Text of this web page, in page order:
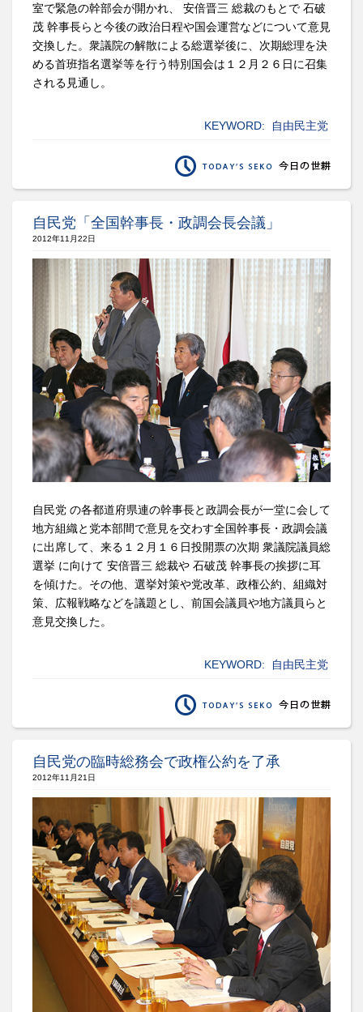
室で緊急の幹部会が開かれ、 安倍晋三 総裁のもとで 石破
茂 幹事長らと今後の政治日程や国会運営などについて意見
交換した。衆議院の解散による総選挙後に、次期総理を決
める首班指名選挙等を行う特別国会は１２月２６日に召集
される見通し。
KEYWORD: 自由民主党
自民党「全国幹事長・政調会長会議」
2012年11月22日
自民党 の各都道府県連の幹事長と政調会長が一堂に会して
地方組織と党本部間で意見を交わす全国幹事長・政調会議
に出席して、来る１２月１６日投開票の次期 衆議院議員総
選挙 に向けて 安倍晋三 総裁や 石破茂 幹事長の挨拶に耳
を傾けた。その他、選挙対策や党改革、政権公約、組織対
策、広報戦略などを議題とし、前国会議員や地方議員らと
意見交換した。
KEYWORD: 自由民主党
自民党の臨時総務会で政権公約を了承
2012年11月21日